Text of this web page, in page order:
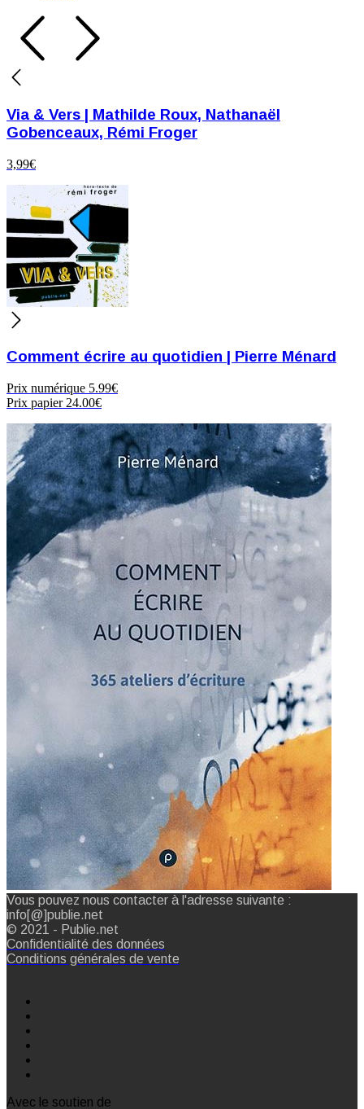
Via & Vers | Mathilde Roux, Nathanaël
Gobenceaux, Rémi Froger
3,99€
Comment écrire au quotidien | Pierre Ménard
Prix numérique 5.99€
Prix papier24.00€
Vous pouvez nous contacter à l'adresse suivante :
info[@]publie.net
© 2021 - Publie.net
Confidentialité des données
Conditions générales de vente
Avec le soutien de